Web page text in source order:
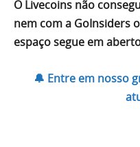
O Livecoins não
nem com a GoInsiders
espaço segue em
🔔 Entre em nosso